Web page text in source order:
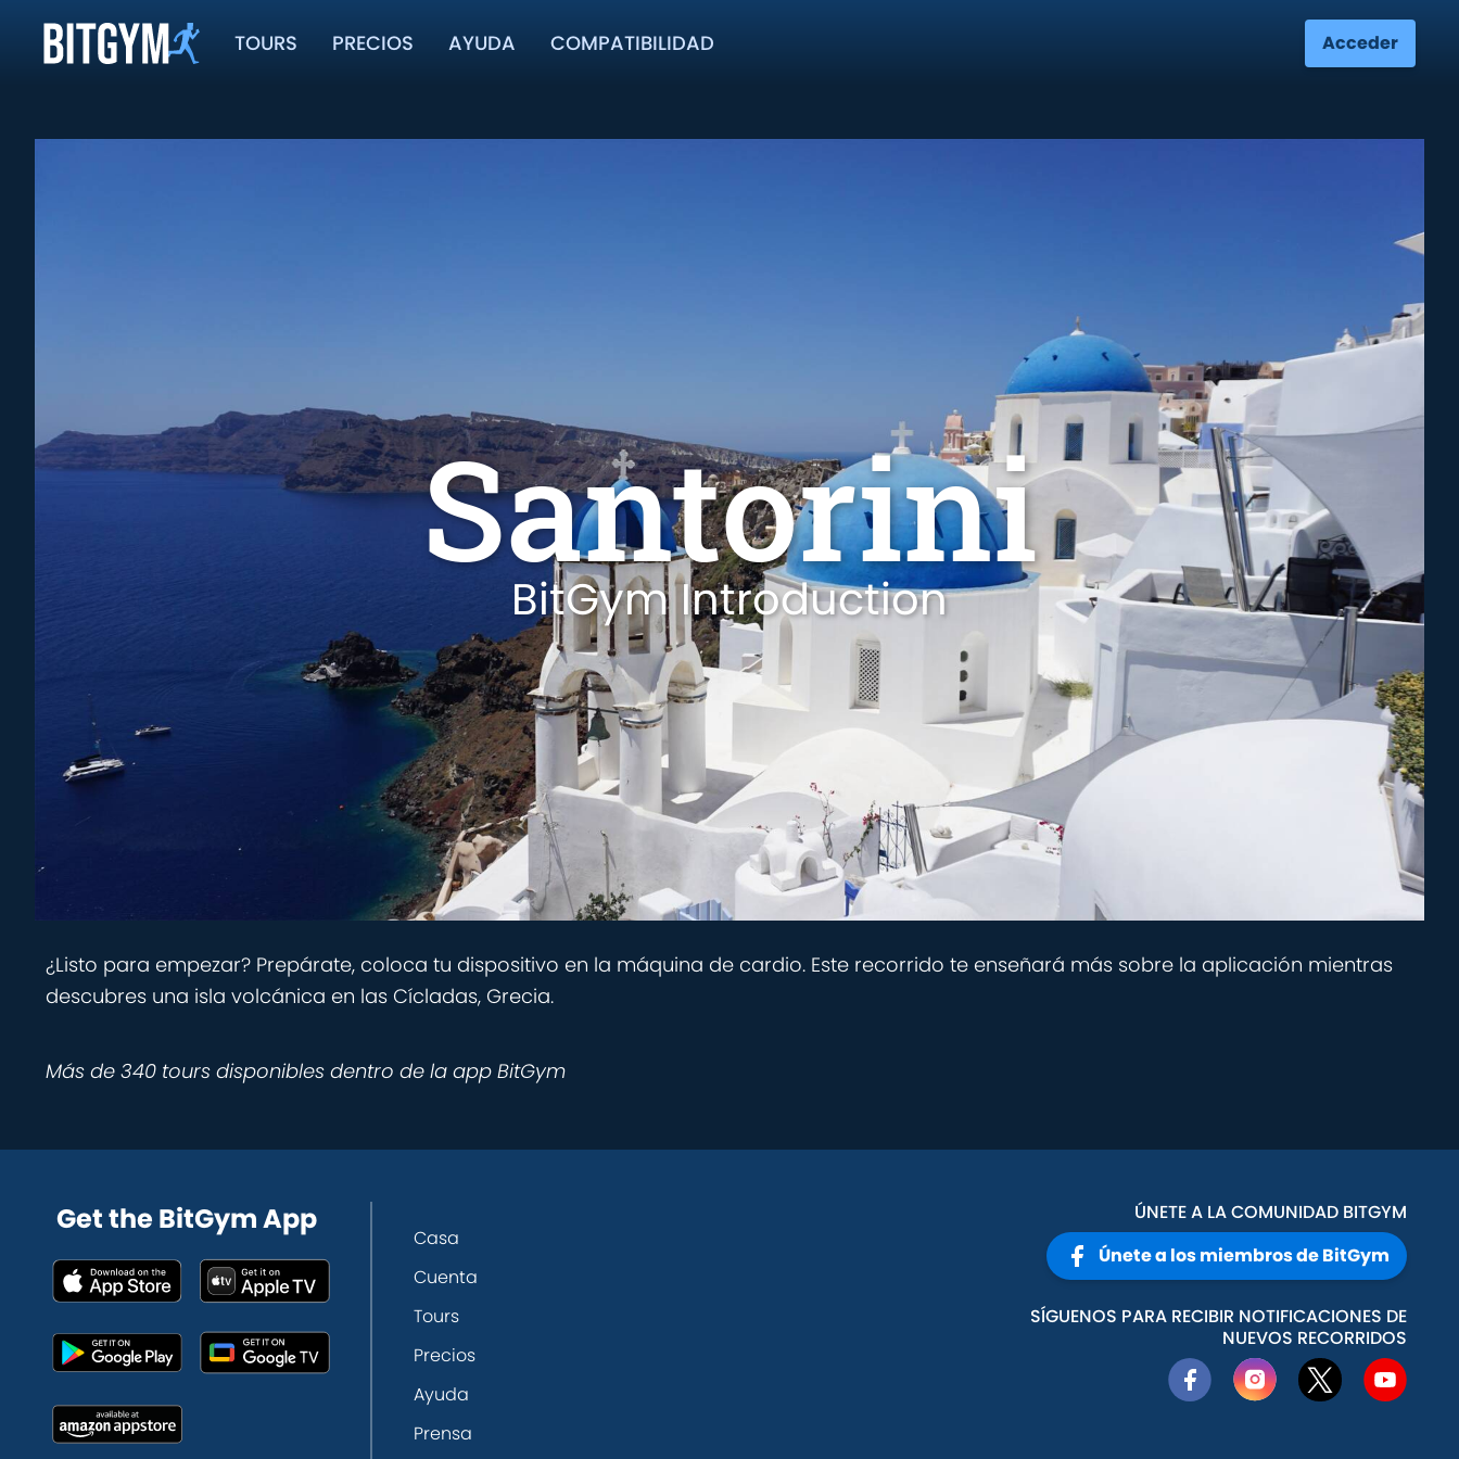
TOURS PRECIOS AYUDA COMPATIBILIDAD Acceder
Santorini
BitGym Introduction
¿Listo para empezar? Prepárate, coloca tu dispositivo en la máquina de cardio. Este recorrido te enseñará más sobre la aplicación mientras
descubres una isla volcánica en las Cícladas, Grecia.
Más de 340 tours disponibles dentro de la app BitGym
Get the BitGym App
Casa
Cuenta
Tours
Precios
Ayuda
Prensa
ÚNETE A LA COMUNIDAD BITGYM
Únete a los miembros de BitGym
SÍGUENOS PARA RECIBIR NOTIFICACIONES DE
NUEVOS RECORRIDOS